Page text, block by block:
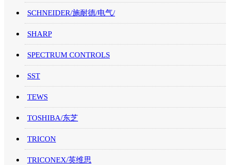
SCHNEIDER/施耐德/电气/
SHARP
SPECTRUM CONTROLS
SST
TEWS
TOSHIBA/东芝
TRICON
TRICONEX/英维思